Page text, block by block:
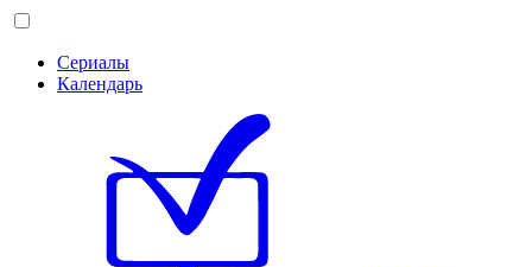
Сериалы
Календарь